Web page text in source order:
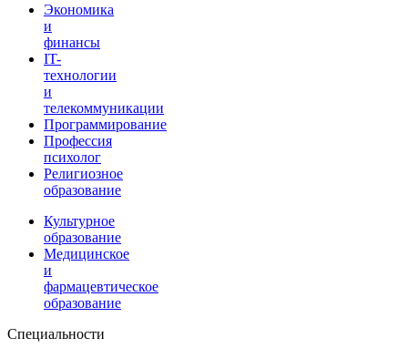
Экономика
и
финансы
IT-
технологии
и
телекоммуникации
Программирование
Профессия
психолог
Религиозное
образование
Культурное
образование
Медицинское
и
фармацевтическое
образование
Специальности